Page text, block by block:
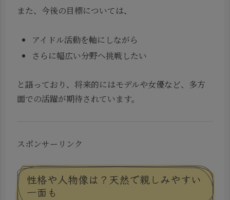
また、今後の目標については、
アイドル活動を軸にしながら
さらに幅広い分野へ挑戦したい
と語っており、将来的にはモデルや女優など、多方
面での活躍が期待されています。
スポンサーリンク
性格や人物像は？天然で親しみやすい
一面も